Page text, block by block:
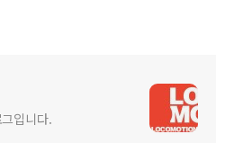
입니다.